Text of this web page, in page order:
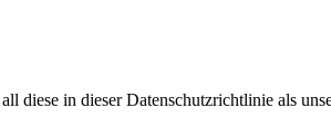
diese in dieser Datenschutzrichtlinie als